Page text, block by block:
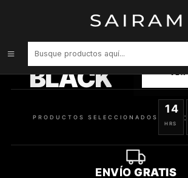
Perfume Gucci Guilty Varon Edt 90 ml
BLACK
PRODUCTOS SELECCIONADOS
14
HRS
:
ENVÍO GRATIS